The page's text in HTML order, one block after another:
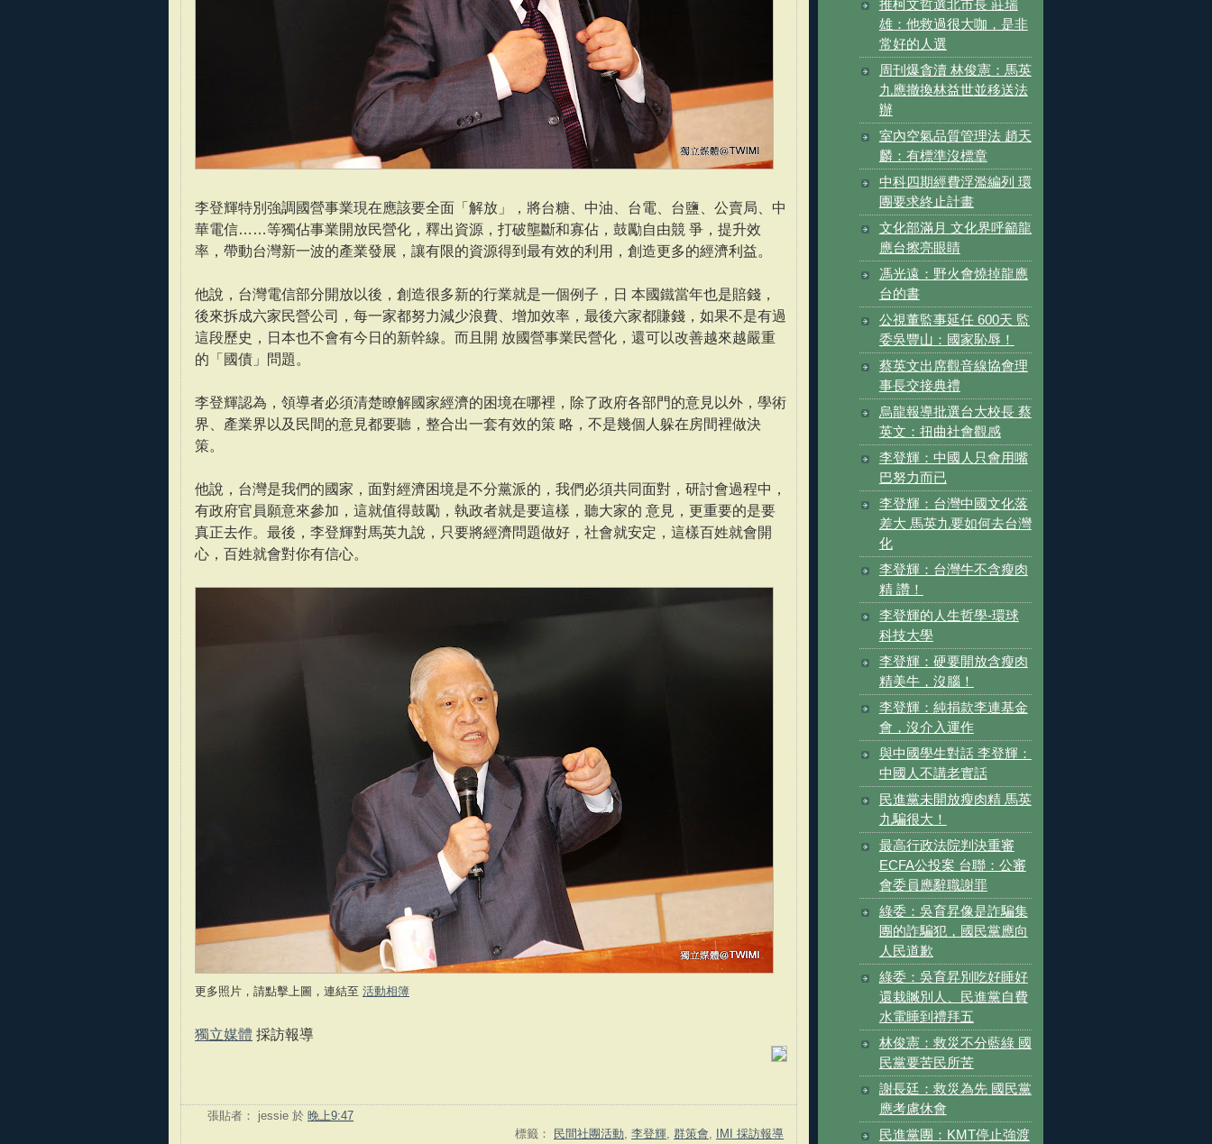
李登輝特別強調國營事業現在應該要全面「解放」，將台糖、中油、台電、台鹽、公賣局、中
華電信……等獨佔事業開放民營化，釋出資源，打破壟斷和寡佔，鼓勵自由競 爭，提升效
率，帶動台灣新一波的產業發展，讓有限的資源得到最有效的利用，創造更多的經濟利益。
他說，台灣電信部分開放以後，創造很多新的行業就是一個例子，日 本國鐵當年也是賠錢，
後來拆成六家民營公司，每一家都努力減少浪費、增加效率，最後六家都賺錢，如果不是有過
這段歷史，日本也不會有今日的新幹線。而且開 放國營事業民營化，還可以改善越來越嚴重
的「國債」問題。
李登輝認為，領導者必須清楚瞭解國家經濟的困境在哪裡，除了政府各部門的意見以外，學術
界、產業界以及民間的意見都要聽，整合出一套有效的策 略，不是幾個人躲在房間裡做決
策。
他說，台灣是我們的國家，面對經濟困境是不分黨派的，我們必須共同面對，研討會過程中，
有政府官員願意來參加，這就值得鼓勵，執政者就是要這樣，聽大家的 意見，更重要的是要
真正去作。最後，李登輝對馬英九說，只要將經濟問題做好，社會就安定，這樣百姓就會開
心，百姓就會對你有信心。
更多照片，請點擊上圖，連結至 活動相簿
獨立媒體 採訪報導
張貼者： jessie 於 晚上9:47
標籤： 民間社團活動 李登輝 群策會 IMI 採訪報導
推柯文哲選北市長 莊瑞
雄：他救過很大咖，是非
常好的人選
周刊爆貪瀆 林俊憲：馬英
九應撤換林益世並移送法
辦
室內空氣品質管理法 趙天
麟：有標準沒標章
中科四期經費浮濫編列 環
團要求終止計畫
文化部滿月 文化界呼籲龍
應台擦亮眼睛
馮光遠：野火會燒掉龍應
台的書
公視董監事延任 600天 監
委吳豐山：國家恥辱！
蔡英文出席觀音線協會理
事長交接典禮
烏龍報導批選台大校長 蔡
英文：扭曲社會觀感
李登輝：中國人只會用嘴
巴努力而已
李登輝：台灣中國文化落
差大 馬英九要如何去台灣
化
李登輝：台灣牛不含瘦肉
精 讚！
李登輝的人生哲學-環球
科技大學
李登輝：硬要開放含瘦肉
精美牛，沒腦！
李登輝：純捐款李連基金
會，沒介入運作
與中國學生對話 李登輝：
中國人不講老實話
民進黨未開放瘦肉精 馬英
九騙很大！
最高行政法院判決重審
ECFA公投案 台聯：公審
會委員應辭職謝罪
綠委：吳育昇像是詐騙集
團的詐騙犯，國民黨應向
人民道歉
綠委：吳育昇別吃好睡好
還栽贓別人、民進黨自費
水電睡到禮拜五
林俊憲：救災不分藍綠 國
民黨要苦民所苦
謝長廷：救災為先 國民黨
應考慮休會
民進黨團：KMT停止強渡